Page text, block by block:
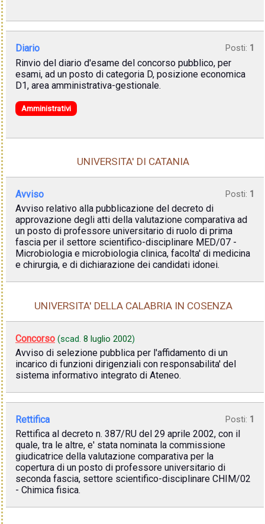
Diario Posti: 1
Rinvio del diario d'esame del concorso pubblico, per
esami, ad un posto di categoria D, posizione economica
D1, area amministrativa-gestionale.
Amministrativi
UNIVERSITA' DI CATANIA
Avviso Posti: 1
Avviso relativo alla pubblicazione del decreto di
approvazione degli atti della valutazione comparativa ad
un posto di professore universitario di ruolo di prima
fascia per il settore scientifico-disciplinare MED/07 -
Microbiologia e microbiologia clinica, facolta' di medicina
e chirurgia, e di dichiarazione dei candidati idonei.
UNIVERSITA' DELLA CALABRIA IN COSENZA
Concorso (scad. 8 luglio 2002)
Avviso di selezione pubblica per l'affidamento di un
incarico di funzioni dirigenziali con responsabilita' del
sistema informativo integrato di Ateneo.
Rettifica Posti: 1
Rettifica al decreto n. 387/RU del 29 aprile 2002, con il
quale, tra le altre, e' stata nominata la commissione
giudicatrice della valutazione comparativa per la
copertura di un posto di professore universitario di
seconda fascia, settore scientifico-disciplinare CHIM/02
- Chimica fisica.